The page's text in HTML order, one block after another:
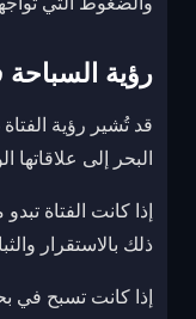
رؤية السباحة
قد تُشير رؤية
البحر إلى
إذا كانت الفتاة
ذلك بالاستقرار
إذا كانت تسبح في